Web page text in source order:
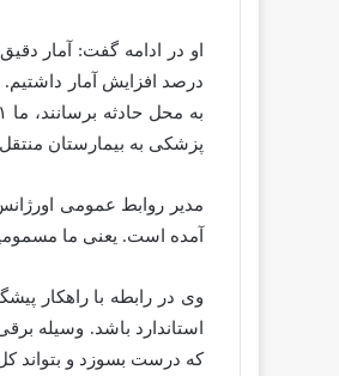
درصد افزایش آمار داشتیم.
پزشکی به بیمارستان منتقل کردیم؛ و
آمده است. یعنی ما
استاندارد باشد. وسیله
که درست بسوزد و بتواند